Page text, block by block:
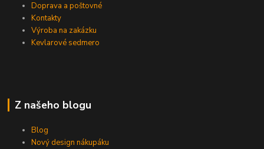
Doprava a poštovné
Kontakty
Výroba na zakázku
Kevlarové sedmero
Z našeho blogu
Blog
Nový design nákupáku